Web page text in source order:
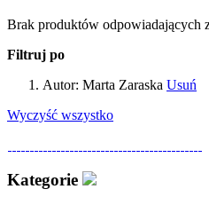
Brak produktów odpowiadających
Filtruj po
Autor: Marta Zaraska Usuń
Wyczyść wszystko
Kategorie